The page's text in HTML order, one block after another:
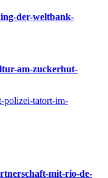
der-weltbank-
am-zuckerhut-
polizei-tatort-im-
mit-rio-de-